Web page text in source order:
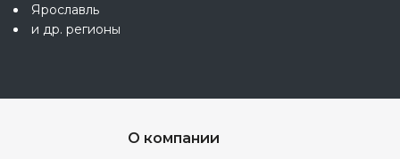
Ярославль
и др. регионы
О компании